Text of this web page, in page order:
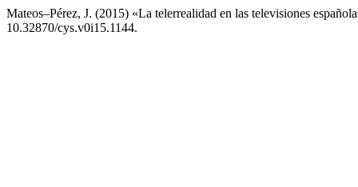
Mateos–Pérez, J. (2015) «La telerrealidad en las televisiones
10.32870/cys.v0i15.1144.